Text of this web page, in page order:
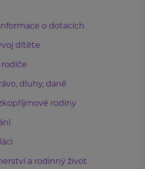
o dotacích
dítěte
rodiče
dluhy, daně
rodiny
a rodinný život